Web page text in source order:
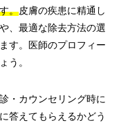
。皮膚の疾患に精通し
、最適な除去方法の選
す。医師のプロフィー
う。
・カウンセリング時に
答えてもらえるかどう